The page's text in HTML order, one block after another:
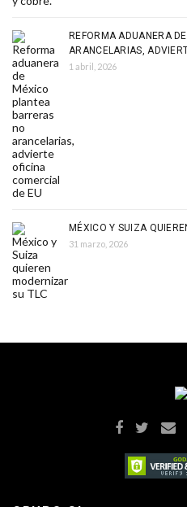
REFORMA ADUANERA
ARANCELARIAS,
1 abril, 2026
MÉXICO Y SUIZA
31 marzo, 2026